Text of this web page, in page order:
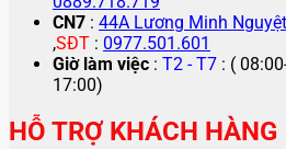
CN7 : 44A Lương Minh
,SĐT : 0977.501.601
Giờ làm việc : T2 - T7 : (
17:00)
HỖ TRỢ KHÁCH HÀNG